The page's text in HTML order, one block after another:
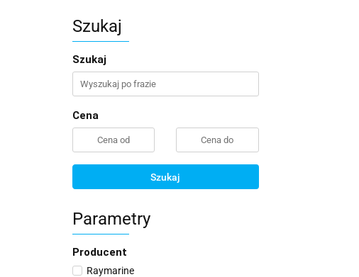
Szukaj
Szukaj
Cena
Szukaj
Parametry
Producent
Raymarine